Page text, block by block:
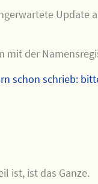
Update
mit der
schon schrieb:
ist, ist das Ganze.